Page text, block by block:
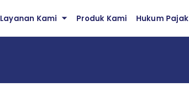
Layanan Kami Produk Kami Hukum Pajak